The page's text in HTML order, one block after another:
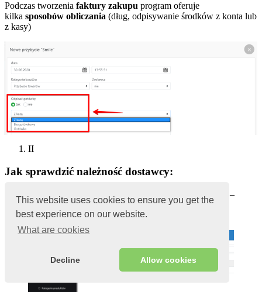
This website uses cookies to ensure you get the
best experience on our website.
What are cookies
Decline Allow cookies
Podczas tworzenia faktury zakupu program oferuje
kilka sposobów obliczania (dług, odpisywanie środków z konta lub
z kasy)
II
Jak sprawdzić należność dostawcy:
W panelu administracyjnym Ustawienia
–
Dostawcy
W kolumnieSaldopokazujedług